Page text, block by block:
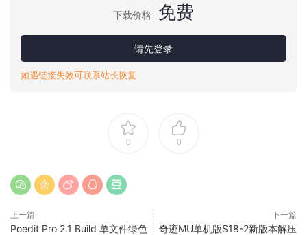
下载价格 免费
请先登录
如遇链接失效可联系站长恢复
0 0
上一篇
Poedit Pro 2.1 Build 单文件绿色
下一篇
奇迹MU单机版S18-2新版本解压